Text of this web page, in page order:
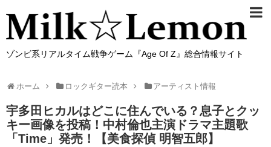
ゾンビ系リアルタイム戦争ゲーム『Age Of Z』総合情報サイト
ホーム ロックギター読本 アーティスト情報
宇多田ヒカルはどこに住んでいる？息子とクッ
キー画像を投稿！中村倫也主演ドラマ主題歌
「Time」発売！【美食探偵 明智五郎】